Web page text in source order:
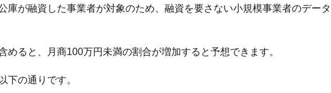
庫が融資した事業者が対象のため、融資を要さない小規模事業者のデータ
めると、月商100万円未満の割合が増加すると予想できます。
下の通りです。